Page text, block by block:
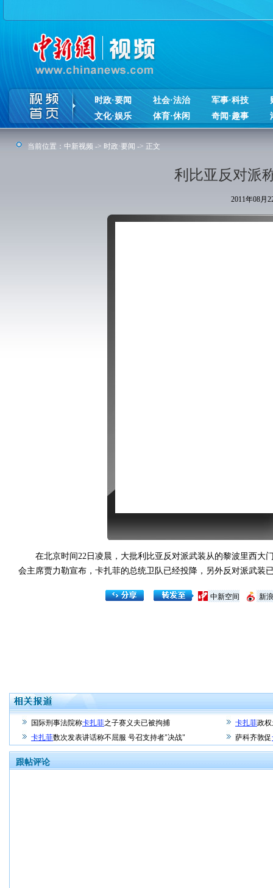
时政·要闻 社会·法治 军事·科技
文化·娱乐
体育·休闲 奇闻·趣事
当前位置： 中新视频 -> 时政·要闻 -> 正文
利比亚反对派
2011年08月
在北京时间22日凌晨，大批利比亚反对派武装从的黎波里西大
会主席贾力勒宣布，卡扎菲的总统卫队已经投降，另外反对派武装
新
中新空间
国际刑事法院称卡扎菲之子赛义夫已被拘捕 卡扎菲政
卡扎菲数次发表讲话称不屈服 号召支持者"决战" 萨科齐敦促
跟帖评论